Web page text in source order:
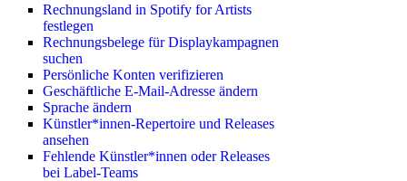
Rechnungsland in Spotify for Artists
festlegen
Rechnungsbelege für Displaykampagnen
suchen
Persönliche Konten verifizieren
Geschäftliche E-Mail-Adresse ändern
Sprache ändern
Künstler*innen-Repertoire und Releases
ansehen
Fehlende Künstler*innen oder Releases
bei Label-Teams